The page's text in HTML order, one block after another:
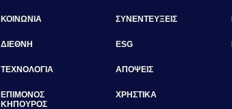
ΚΟΙΝΩΝΙΑ
ΔΙΕΘΝΗ
ΤΕΧΝΟΛΟΓΙΑ
ΕΠΙΜΟΝΟΣ
ΚΗΠΟΥΡΟΣ
ΣΥΝΕΝΤΕΥΞΕΙΣ
ESG
ΑΠΟΨΕΙΣ
ΧΡΗΣΤΙΚΑ